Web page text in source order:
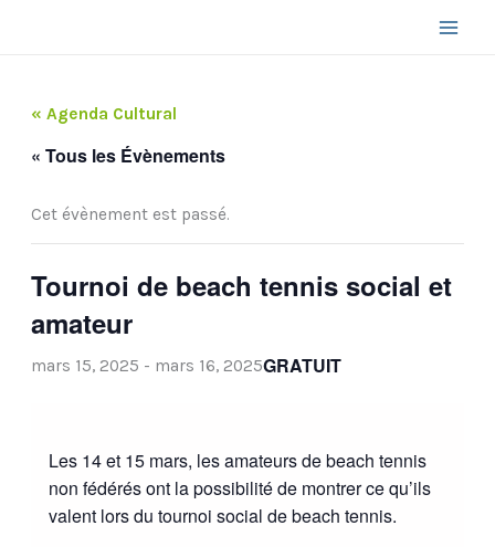
« Agenda Cultural
« Tous les Évènements
Cet évènement est passé.
Tournoi de beach tennis social et
amateur
mars 15, 2025 - mars 16, 2025GRATUIT
Les 14 et 15 mars, les amateurs de beach tennis
non fédérés ont la possibilité de montrer ce qu’ils
valent lors du tournoi social de beach tennis.